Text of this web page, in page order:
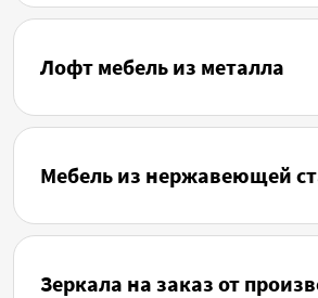
Лофт мебель из металла
Мебель из нержавеющей
Зеркала на заказ от